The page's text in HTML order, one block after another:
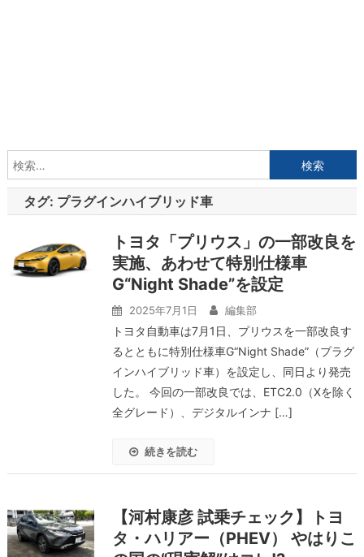
索:
タグ: プラグインハイブリッド車
トヨタ「プリウス」の一部改良を
実施、あわせて特別仕様車
G“Night Shade”を設定
2025年7月1日 編集部
トヨタ自動車は7月1日、プリウスを一部改良す
るとともに特別仕様車G“Night Shade”（プラグ
インハイブリッド車）を設定し、同日より発売
した。 今回の一部改良では、ETC2.0（Xを除く
全グレード）、デジタルインナ […]
続きを読む
【河村康彦 試乗チェック】トヨ
タ・ハリアー（PHEV） やはりこ